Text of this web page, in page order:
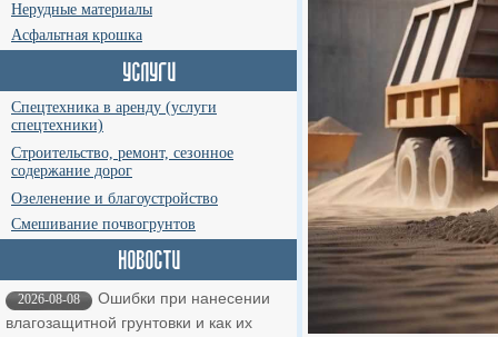
Нерудные материалы
Асфальтная крошка
Спецтехника в аренду (услуги
спецтехники)
Строительство, ремонт, сезонное
содержание дорог
Озеленение и благоустройство
Смешивание почвогрунтов
2026-08-08
Ошибки при нанесении
влагозащитной грунтовки и как их